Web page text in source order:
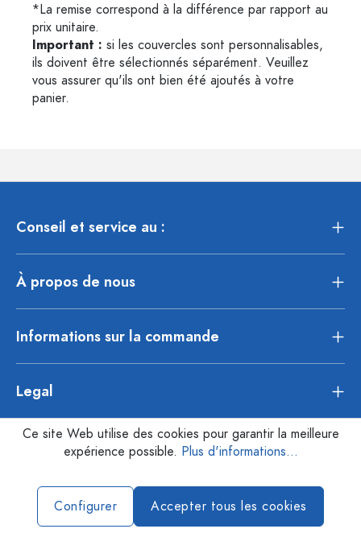
*La remise correspond à la différence par rapport au
prix unitaire.
Important : si les couvercles sont personnalisables,
ils doivent être sélectionnés séparément. Veuillez
vous assurer qu'ils ont bien été ajoutés à votre
panier.
Conseil et service au :
À propos de nous
Informations sur la commande
Legal
Ce site Web utilise des cookies pour garantir la meilleure
expérience possible. Plus d'informations...
Configurer Accepter tous les cookies